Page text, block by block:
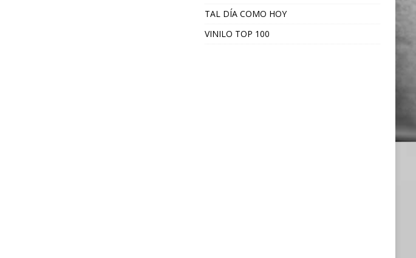
TAL DÍA COMO HOY
VINILO TOP 100